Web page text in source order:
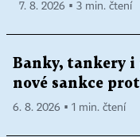
7. 8. 2026 ▪ 3 min. čtení
Banky, tankery
nové sankce
6. 8. 2026 ▪ 1 min. čtení